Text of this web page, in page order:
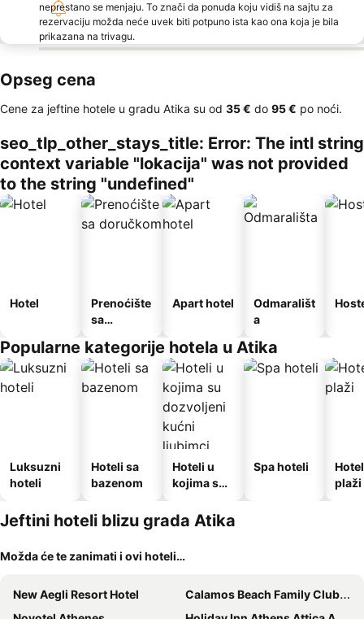
neprestano se menjaju. To znači da ponuda koju vidiš na sajtu za
rezervaciju možda neće uvek biti potpuno ista kao ona koja je bila
prikazana na trivagu.
Opseg cena
Cene za jeftine hotele u gradu Atika su od ‎35 € do ‎95 € po noći.
seo_tlp_other_stays_title: Error: The intl string
context variable "lokacija" was not provided
to the string "undefined"
Hotel
Prenoćište
sa
Apart hotel
Odmarališt
a
Popularne kategorije hotela u Atika
Luksuzni
hoteli
Hoteli sa
bazenom
Hoteli u
kojima su
kućni
ljubimci
Spa hoteli
plaži
Jeftini hoteli blizu grada Atika
Možda će te zanimati i ovi hoteli…
New Aegli Resort Hotel
Calamos Beach Family Club Hotel